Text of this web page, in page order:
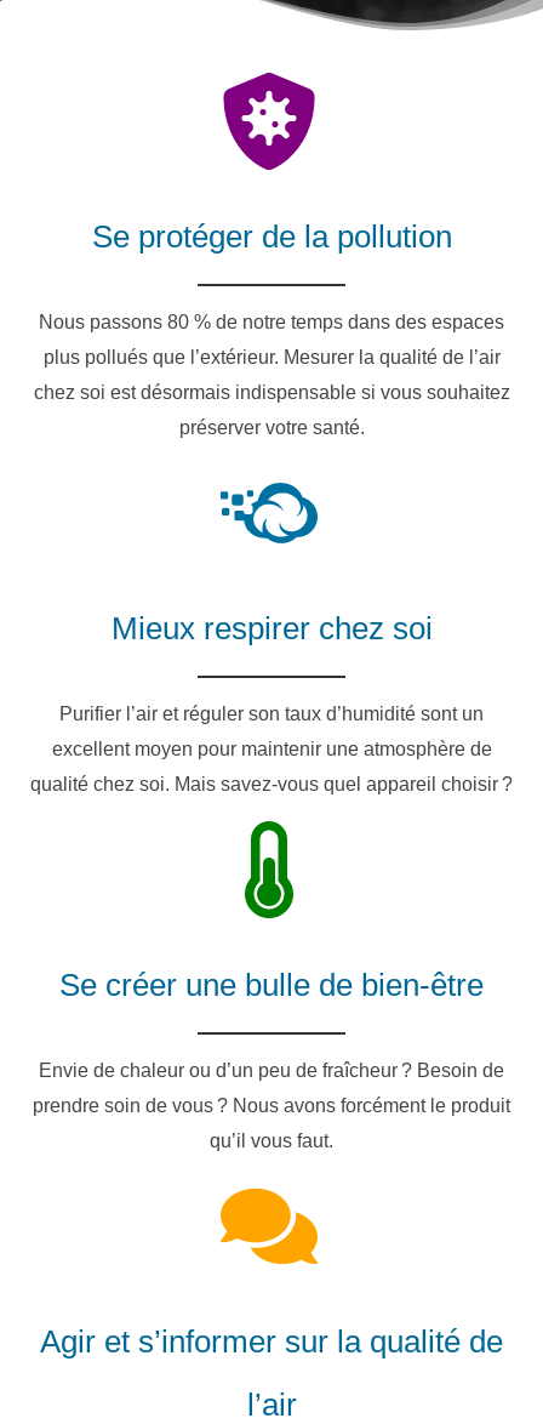
Se protéger de la pollution
Nous passons 80 % de notre temps dans des espaces
plus pollués que l’extérieur. Mesurer la qualité de l’air
chez soi est désormais indispensable si vous souhaitez
préserver votre santé.
Mieux respirer chez soi
Purifier l’air et réguler son taux d’humidité sont un
excellent moyen pour maintenir une atmosphère de
qualité chez soi. Mais savez-vous quel appareil choisir ?
Se créer une bulle de bien-être
Envie de chaleur ou d’un peu de fraîcheur ? Besoin de
prendre soin de vous ? Nous avons forcément le produit
qu’il vous faut.
Agir et s’informer sur la qualité de
l’air